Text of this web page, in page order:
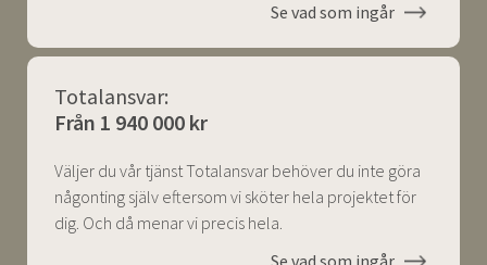
Se vad som ingår
Totalansvar:
Från 1 940 000 kr
Väljer du vår tjänst Totalansvar behöver du inte göra
någonting själv eftersom vi sköter hela projektet för
dig. Och då menar vi precis hela.
Se vad som ingår